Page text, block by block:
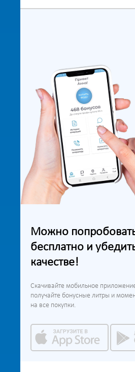
Можно
бесплатно и
качестве!
Скачивайте мобильное
получайте бонусные литры и
на все покупки.